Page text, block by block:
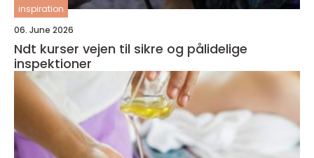
inspiration
06. June 2026
Ndt kurser vejen til sikre og pålidelige
inspektioner